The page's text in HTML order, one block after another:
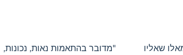
שאליו
"מדובר בהתאמות נאות, נכונות,